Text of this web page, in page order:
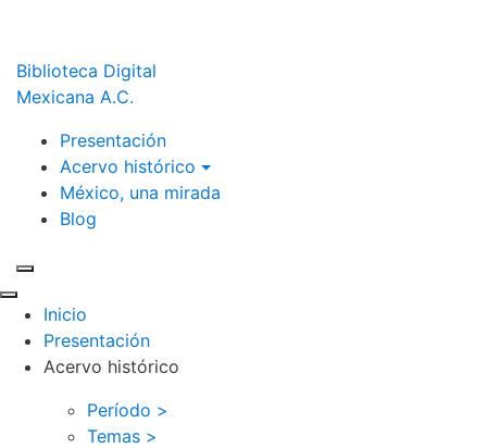
Biblioteca Digital
Mexicana A.C.
Presentación
Acervo histórico
México, una mirada
Blog
Inicio
Presentación
Acervo histórico
Período >
Temas >